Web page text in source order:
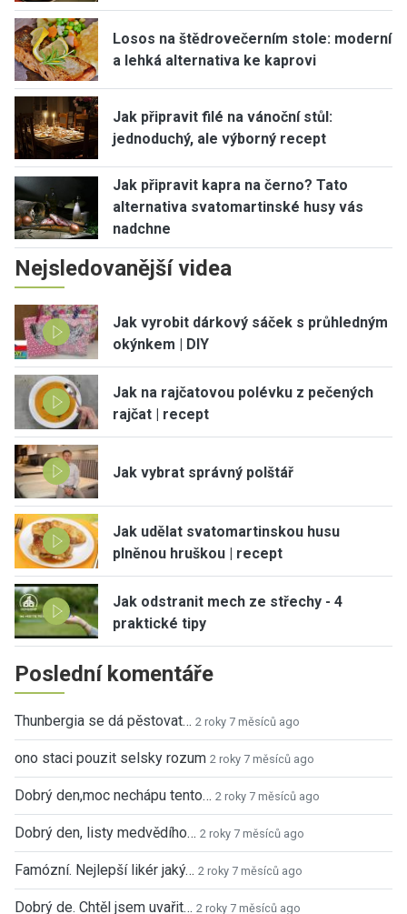
Losos na štědrovečerním stole: moderní
a lehká alternativa ke kaprovi
Jak připravit filé na vánoční stůl:
jednoduchý, ale výborný recept
Jak připravit kapra na černo? Tato
alternativa svatomartinské husy vás
nadchne
Nejsledovanější videa
Jak vyrobit dárkový sáček s průhledným
okýnkem | DIY
Jak na rajčatovou polévku z pečených
rajčat | recept
Jak vybrat správný polštář
Jak udělat svatomartinskou husu
plněnou hruškou | recept
Jak odstranit mech ze střechy - 4
praktické tipy
Poslední komentáře
Thunbergia se dá pěstovat… 2 roky 7 měsíců ago
ono staci pouzit selsky rozum 2 roky 7 měsíců ago
Dobrý den,moc nechápu tento… 2 roky 7 měsíců ago
Dobrý den, listy medvědího… 2 roky 7 měsíců ago
Famózní. Nejlepší likér jaký… 2 roky 7 měsíců ago
Dobrý de. Chtěl jsem uvařit… 2 roky 7 měsíců ago